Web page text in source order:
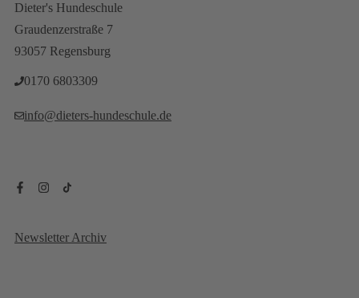
Dieter's Hundeschule
Graudenzerstraße 7
93057 Regensburg
0170 6803309‬
info@dieters-hundeschule.de
Newsletter Archiv